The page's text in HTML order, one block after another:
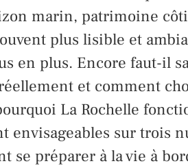
marin, patrimoine
plus lisible et
en plus. Encore faut-il
et comment
La Rochelle
envisageables sur trois
se préparer à la vie à